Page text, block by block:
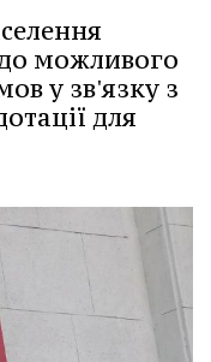
можливого
у зв'язку з
для